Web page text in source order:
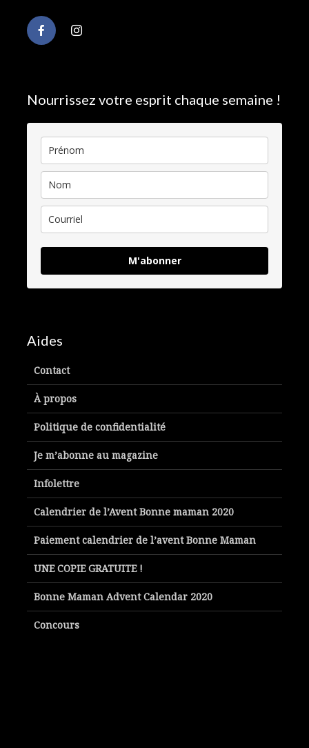
Nourrissez votre esprit chaque semaine !
M'abonner
Aides
Contact
À propos
Politique de confidentialité
Je m’abonne au magazine
Infolettre
Calendrier de l’Avent Bonne maman 2020
Paiement calendrier de l’avent Bonne Maman
UNE COPIE GRATUITE !
Bonne Maman Advent Calendar 2020
Concours